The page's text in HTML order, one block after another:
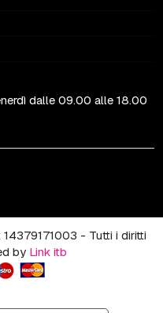
dalle 09.00 alle 18.00
- Tutti i diritti
by Link itb